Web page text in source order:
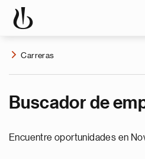
Carreras
Buscador de
Encuentre oportunidades en